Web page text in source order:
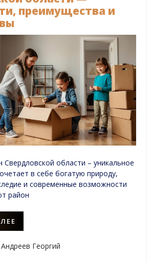
преимущества и
Свердловской области – уникальное
в себе богатую природу,
и современные возможности
район
Андреев Георгий